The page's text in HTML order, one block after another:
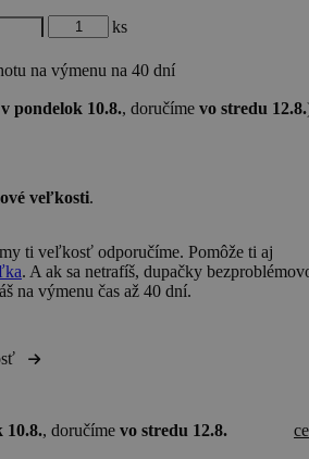
ks
na výmenu na 40 dní
v pondelok 10.8., doručíme vo stredu 12.8.
veľkosti.
ti veľkosť odporučíme. Pomôže ti aj
. A ak sa netrafíš, dupačky
na výmenu čas až 40 dní.
10.8., doručíme vo stredu 12.8.